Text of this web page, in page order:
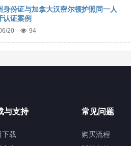
身份证与加拿大汉密尔顿护照同一人
认证案例
20 94
与支持
下载
常见问题
购买流程